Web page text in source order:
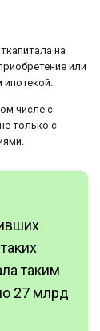
на
или
ипотекой.
числе с
только с
таким
27 млрд